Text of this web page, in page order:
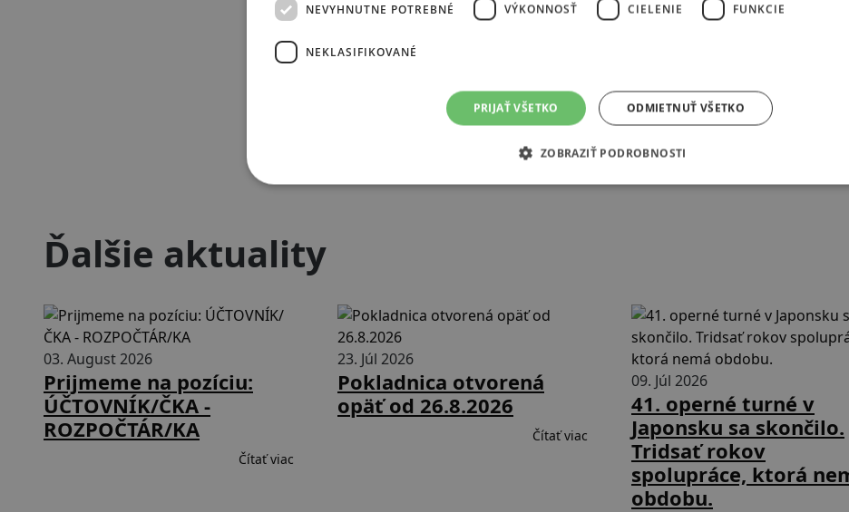
Ďalšie aktuality
03. August 2026
Prijmeme na pozíciu:
ÚČTOVNÍK/ČKA -
ROZPOČTÁR/KA
Čítať viac
23. Júl 2026
Pokladnica otvorená
opäť od 26.8.2026
Čítať viac
09. Júl 2026
41. operné turné v
Japonsku sa skončilo.
Tridsať rokov
spolupráce, ktorá
obdobu.
NEVYHNUTNE POTREBNÉ VÝKONNOSŤ CIELENIE FUNKCIE
NEKLASIFIKOVANÉ
PRIJAŤ VŠETKO ODMIETNUŤ VŠETKO
ZOBRAZIŤ PODROBNOSTI